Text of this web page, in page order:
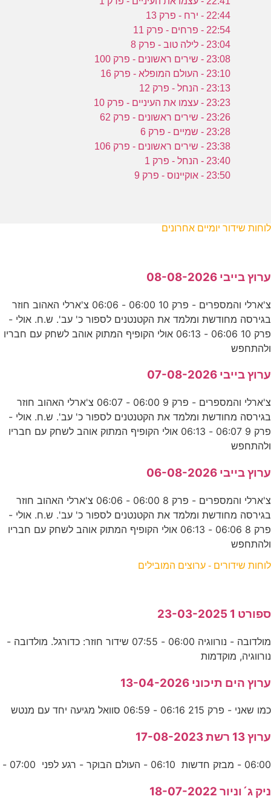
22:44 - ירח - פרק 13
22:54 - פרחים - פרק 11
23:04 - לילה טוב - פרק 8
23:08 - שירים ראשונים - פרק 100
23:10 - העולם המופלא - פרק 16
23:13 - הנחל - פרק 12
23:23 - עצמו את העיניים - פרק 10
23:26 - שירים ראשונים - פרק 62
23:28 - שמיים - פרק 6
23:38 - שירים ראשונים - פרק 106
23:40 - הנחל - פרק 1
23:50 - אוקיינוס - פרק 9
לוחות שידור יומיים אחרונים
ערוץ בייבי 08-08-2026
צ'ארלי והמספרים - פרק 10 06:00 - 06:06 צ'ארלי האהוב חוזר
בגירסה מחודשת ומלמד את הקטנטנים לספור כ' עב'. ש.ח. אולי -
פרק 10 06:06 - 06:13 אולי הקופיף המתוק אוהב לשחק עם חבריו
ולהתחפש
ערוץ בייבי 07-08-2026
צ'ארלי והמספרים - פרק 9 06:00 - 06:07 צ'ארלי האהוב חוזר
בגירסה מחודשת ומלמד את הקטנטנים לספור כ' עב'. ש.ח. אולי -
פרק 9 06:07 - 06:13 אולי הקופיף המתוק אוהב לשחק עם חבריו
ולהתחפש
ערוץ בייבי 06-08-2026
צ'ארלי והמספרים - פרק 8 06:00 - 06:06 צ'ארלי האהוב חוזר
בגירסה מחודשת ומלמד את הקטנטנים לספור כ' עב'. ש.ח. אולי -
פרק 8 06:06 - 06:13 אולי הקופיף המתוק אוהב לשחק עם חבריו
ולהתחפש
לוחות שידורים - ערוצים המובילים
ספורט 1 23-03-2025
מולדובה - נורווגיה 06:00 - 07:55 שידור חוזר: כדורגל. מולדובה -
נורווגיה, מוקדמות
ערוץ הים תיכוני 13-04-2026
כמו שאני - פרק 215 06:16 - 06:59 סוואל מגיעה יחד עם מנטש
ערוץ 13 רשת 17-08-2023
06:00 - מבזק חדשות 06:10 - העולם הבוקר - רגע לפני 07:00 -
ניק ג´וניור 18-07-2022